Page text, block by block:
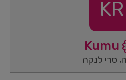
KR
סרי לנקה